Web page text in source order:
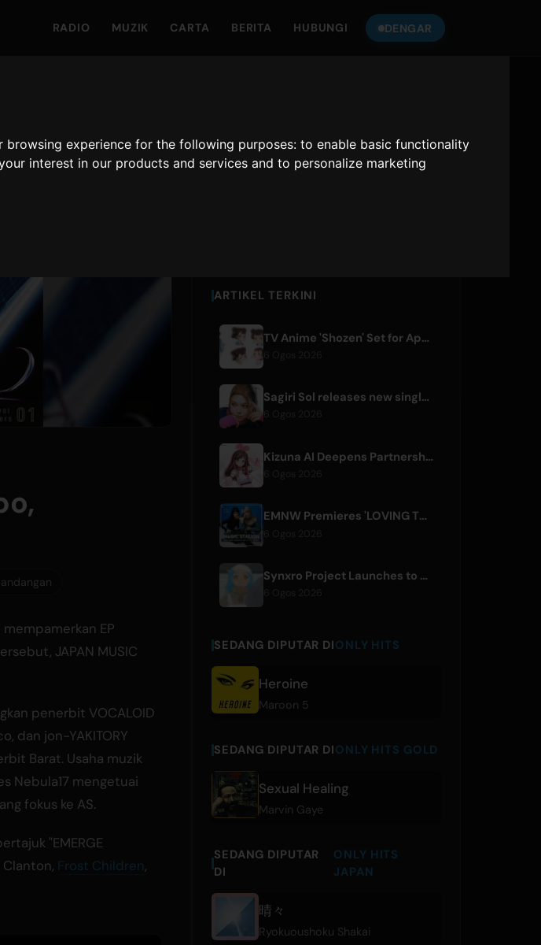
browsing experience for the following purposes:to enable basic functionality
interest in our products and services and to personalize marketing
RADIO MUZIK CARTA BERITA HUBUNGI DENGAR
mempamerkan EP
JAPAN MUSIC
penerbit VOCALOID
dan jon-YAKITORY
Barat. Usaha muzik
Nebula17 mengetuai
fokus ke AS.
"EMERGE
Clanton, Frost Children,
ARTIKEL TERKINI
TV Anime 'Shozen' Set for April 2027 Premiere on Fuji TV
Sagiri Sol releases new single 'next to your love' after hiatus
6 Ogos 2026
Kizuna AI Deepens Partnership with Asobisystem Ahead of 10th Anniversary World Tour
EMNW Premieres 'LOVING TO GET US BY' Music Video on August 7
6 Ogos 2026
Synxro Project Launches to Create New IP from Fictional Anime Openings
SEDANG DIPUTAR DIONLY HITS
Heroine
Maroon 5
SEDANG DIPUTAR DIONLY HITS GOLD
Sexual Healing
Marvin Gaye
SEDANG DIPUTAR
DI
ONLY HITS
JAPAN
晴々
Ryokuoushoku Shakai